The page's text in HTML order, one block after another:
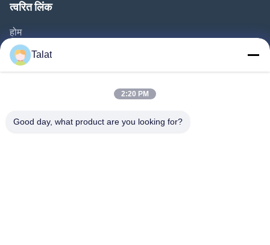
त्वरित लिंक
होम
उत्पाद
हमारे बारे में
गुणवत्ता नियंत्रण
Talat
2:20 PM
Good day, what product are you looking for?